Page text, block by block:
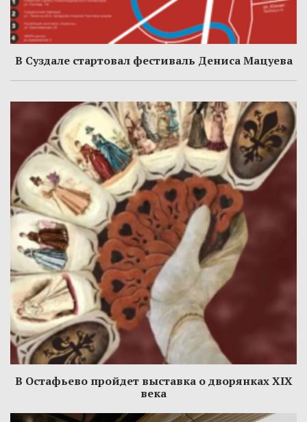
В Суздале стартовал фестиваль Дениса Мацуева
В Остафьево пройдет выставка о дворянках XIX
века